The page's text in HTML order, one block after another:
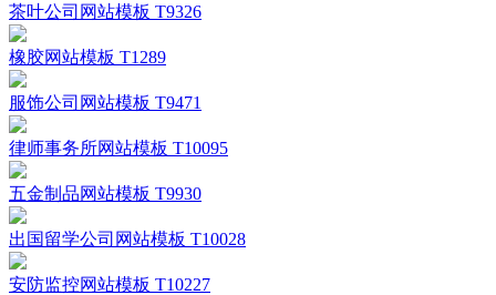
茶叶公司网站模板 T9326
橡胶网站模板 T1289
服饰公司网站模板 T9471
律师事务所网站模板 T10095
五金制品网站模板 T9930
出国留学公司网站模板 T10028
安防监控网站模板 T10227